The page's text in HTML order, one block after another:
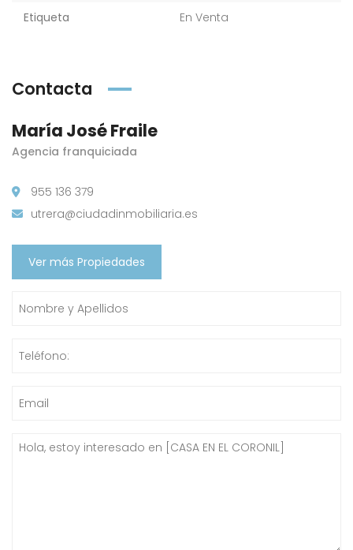
Etiqueta En Venta
Contacta
María José Fraile
Agencia franquiciada
955 136 379
utrera@ciudadinmobiliaria.es
Ver más Propiedades